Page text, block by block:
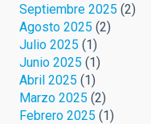
Septiembre 2025 (2)
Agosto 2025 (2)
Julio 2025 (1)
Junio 2025 (1)
Abril 2025 (1)
Marzo 2025 (2)
Febrero 2025 (1)